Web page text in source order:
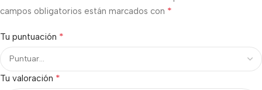
campos obligatorios están marcados con *
Tu puntuación *
Tu valoración *